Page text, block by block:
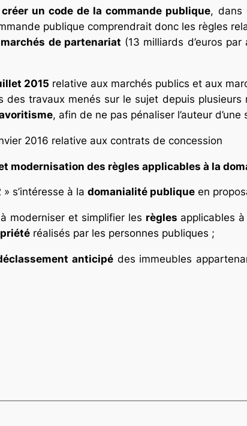
créer un code de la commande publique, dans
publique comprendrait donc les règles
marchés de partenariat (13 milliards d’euros
2015 relative aux marchés publics et aux
des travaux menés sur le sujet depuis plusieurs
, afin de ne pas pénaliser l’auteur
2016 relative aux contrats de concession
modernisation des règles applicables à la
s’intéresse à la domanialité publique en
moderniser et simplifier les règles applicables à
réalisés par les personnes publiques ;
anticipédes immeubles